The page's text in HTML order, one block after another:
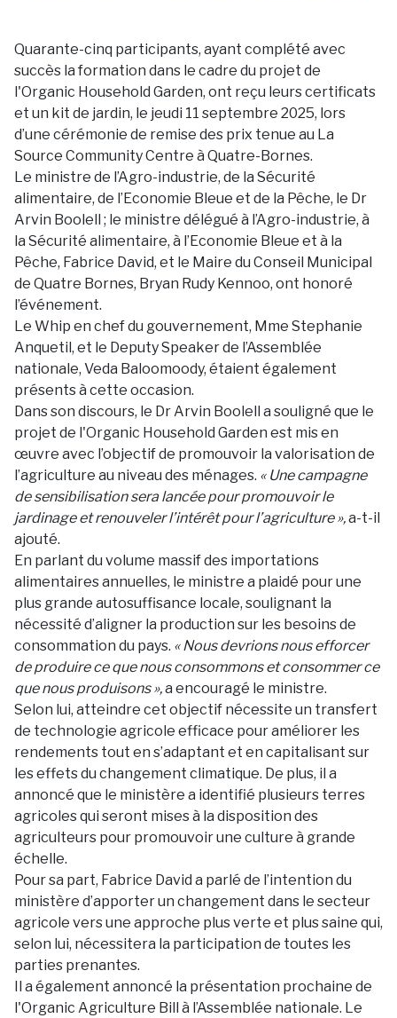
Quarante-cinq participants, ayant complété avec
succès la formation dans le cadre du projet de
l'Organic Household Garden, ont reçu leurs certificats
et un kit de jardin, le jeudi 11 septembre 2025, lors
d’une cérémonie de remise des prix tenue au La
Source Community Centre à Quatre-Bornes.
Le ministre de l’Agro-industrie, de la Sécurité
alimentaire, de l’Economie Bleue et de la Pêche, le Dr
Arvin Boolell ; le ministre délégué à l’Agro-industrie, à
la Sécurité alimentaire, à l’Economie Bleue et à la
Pêche, Fabrice David, et le Maire du Conseil Municipal
de Quatre Bornes, Bryan Rudy Kennoo, ont honoré
l’événement.
Le Whip en chef du gouvernement, Mme Stephanie
Anquetil, et le Deputy Speaker de l’Assemblée
nationale, Veda Baloomoody, étaient également
présents à cette occasion.
Dans son discours, le Dr Arvin Boolell a souligné que le
projet de l'Organic Household Garden est mis en
œuvre avec l’objectif de promouvoir la valorisation de
l’agriculture au niveau des ménages. « Une campagne
de sensibilisation sera lancée pour promouvoir le
jardinage et renouveler l’intérêt pour l’agriculture »,a-t-il
ajouté.
En parlant du volume massif des importations
alimentaires annuelles, le ministre a plaidé pour une
plus grande autosuffisance locale, soulignant la
nécessité d’aligner la production sur les besoins de
consommation du pays. « Nous devrions nous efforcer
de produire ce que nous consommons et consommer ce
que nous produisons »,a encouragé le ministre.
Selon lui, atteindre cet objectif nécessite un transfert
de technologie agricole efficace pour améliorer les
rendements tout en s’adaptant et en capitalisant sur
les effets du changement climatique. De plus, il a
annoncé que le ministère a identifié plusieurs terres
agricoles qui seront mises à la disposition des
agriculteurs pour promouvoir une culture à grande
échelle.
Pour sa part, Fabrice David a parlé de l’intention du
ministère d’apporter un changement dans le secteur
agricole vers une approche plus verte et plus saine qui,
selon lui, nécessitera la participation de toutes les
parties prenantes.
Il a également annoncé la présentation prochaine de
l'Organic Agriculture Bill à l’Assemblée nationale. Le